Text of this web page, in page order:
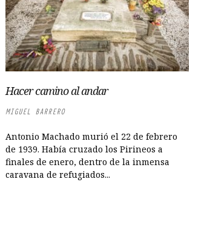
Hacer camino al andar
MIGUEL BARRERO
Antonio Machado murió el 22 de febrero
de 1939. Había cruzado los Pirineos a
finales de enero, dentro de la inmensa
caravana de refugiados...